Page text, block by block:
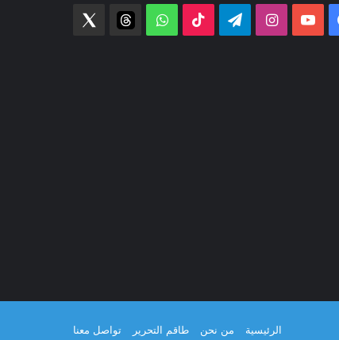
فيسبوك‫YouTubeانستقرامتيلقرام ‫TikTok واتساب threads
الرئيسية من نحن طاقم التحرير تواصل معنا